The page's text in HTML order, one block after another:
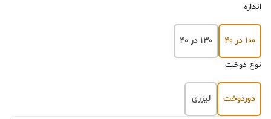
اندازه
۱۰۰ در ۴۰ ۱۳۰ در ۴۰
نوع دوخت
دوردوخت لیزری